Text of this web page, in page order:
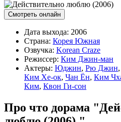
Смотреть онлайн
Дата выхода: 2006
Страна: Корея Южная
Озвучка: Korean Craze
Режиссер: Ким Джин-ман
Актеры: Юджин, Рю Джин,
Ким Хе-ок, Чан Ён, Ким
Ким, Квон Ги-сон
Про что дорама